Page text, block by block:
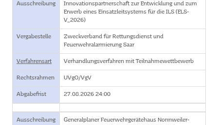
Ausschreibung
Innovationspartnerschaft zur Entwicklung und zum
Erwerb eines Einsatzleitsystems für die ILS (ELS-
V_2026)
Vergabestelle
Zweckverband für Rettungsdienst und
Feuerwehralarmierung Saar
Verfahrensart Verhandlungsverfahren mit Teilnahmewettbewerb
Rechtsrahmen UVgO/VgV
Abgabefrist 27.08.2026 24:00
Ausschreibung
Generalplaner Feuerwehrgerätehaus Nonnweiler-